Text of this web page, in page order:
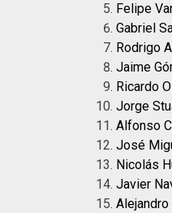
Felipe
Gabriel
Rodrigo
Jaime
Ricardo
Jorge
Alfonso
José
Nicolás
Javier